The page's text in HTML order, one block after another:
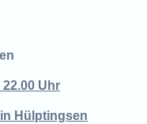
22.00 Uhr
Hülptingsen